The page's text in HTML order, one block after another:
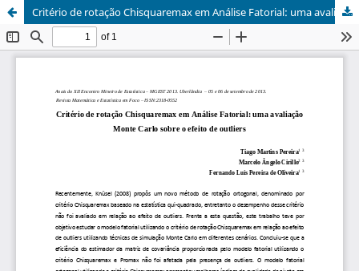
Critério de rotação Chisquaremax em Análise Fatorial: uma avaliação Monte Carlo sobre o efeito de outliers